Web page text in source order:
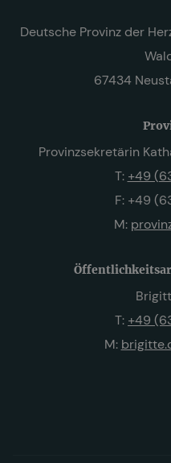
Deutsche Provinz der
67434
Provinzsekretärin
T: +49
F: +49
M:
T: +49
M: